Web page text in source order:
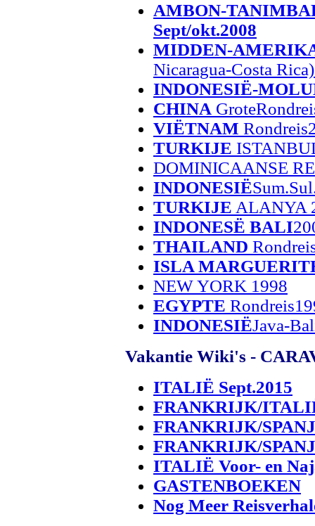
AMBON-
Sept/okt.2008
MIDDEN-
Nicaragua-Costa
INDONESIË-
CHINA
VIËTNAM
TURKIJE
DOMINICAANSE
INDONESIË
TURKIJE ALANYA
INDONESË BALI
THAILAND
ISLA
NEW YORK 1998
EGYPTE
INDONESIËJava-
Vakantie Wiki's -
ITALIË Sept.2015
FRANKRIJK/
FRANKRIJK/
FRANKRIJK/
ITALIË Voor- en
GASTENBOEKEN
Nog Meer